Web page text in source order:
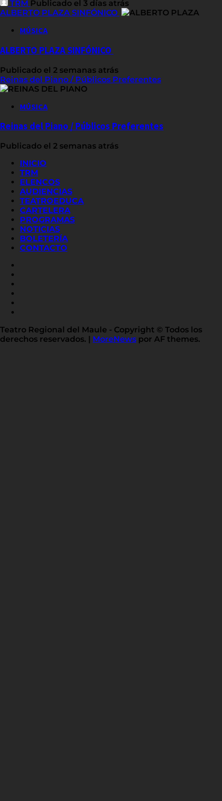
TRM Publicado el 3 días atrás
ALBERTO PLAZA SINFÓNICO
MÚSICA
ALBERTO PLAZA SINFÓNICO
Publicado el 2 semanas atrás
Reinas del Piano / Públicos Preferentes
MÚSICA
Reinas del Piano / Públicos Preferentes
Publicado el 2 semanas atrás
INICIO
TRM
ELENCOS
AUDIENCIAS
TEATROEDUCA
CARTELERA
PROGRAMAS
NOTICIAS
BOLETERÍA
CONTACTO
Teatro Regional del Maule - Copyright © Todos los
derechos reservados.
MoreNews por AF themes.